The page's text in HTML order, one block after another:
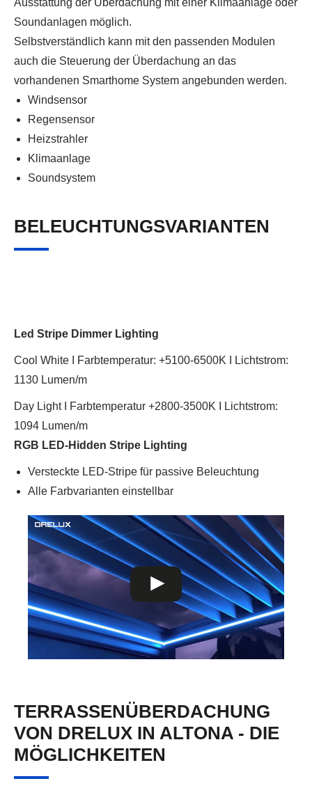
Ausstattung der Überdachung mit einer Klimaanlage oder
Soundanlagen möglich.
Selbstverständlich kann mit den passenden Modulen
auch die Steuerung der Überdachung an das
vorhandenen Smarthome System angebunden werden.
Windsensor
Regensensor
Heizstrahler
Klimaanlage
Soundsystem
BELEUCHTUNGSVARIANTEN
Led Stripe Dimmer Lighting
Cool White I Farbtemperatur: +5100-6500K I Lichtstrom:
1130 Lumen/m
Day Light I Farbtemperatur +2800-3500K I Lichtstrom:
1094 Lumen/m
RGB LED-Hidden Stripe Lighting
Versteckte LED-Stripe für passive Beleuchtung
Alle Farbvarianten einstellbar
TERRASSENÜBERDACHUNG
VON DRELUX IN ALTONA - DIE
MÖGLICHKEITEN